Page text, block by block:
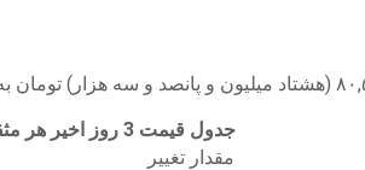
جدول قیمت 3 روز اخیر هر مثقال طلا 18 عیار
مقدار تغییر